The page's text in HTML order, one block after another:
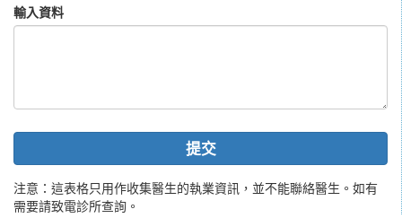
輸入資料
提交
注意：這表格只用作收集醫生的執業資訊，並不能聯絡醫生。如有
需要請致電診所查詢。